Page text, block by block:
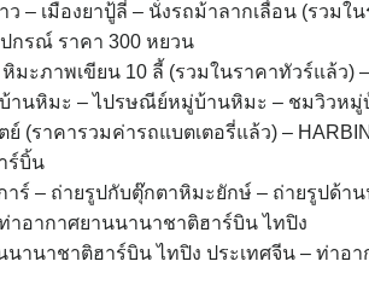
เมืองยาปู้ลี่ – นั่งรถม้าลากเลื่อน (รวมใน
กรณ์ ราคา 300 หยวน
ภาพเขียน 10 ลี้ (รวมในราคาทัวร์แล้ว)
มะ – ไปรษณีย์หมู่บ้านหิมะ – ชมวิวหมู่บ้
าคารวมค่ารถแบตเตอรี่แล้ว) – HARBIN
ร์บิ้น
ถ่ายรูปกับตุ๊กตาหิมะยักษ์ – ถ่ายรูปด้าน
าอากาศยานนานาชาติฮาร์บิน ไทปิง
าชาติฮาร์บิน ไทปิง ประเทศจีน – ท่าอา